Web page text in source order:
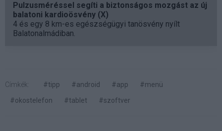
Pulzusméréssel segíti a biztonságos mozgást az új
balatoni kardioösvény (X)
4 és egy 8 km-es egészségügyi tanösvény nyílt
Balatonalmádiban.
Címkék: #tipp #android #app
#menü
#okostelefon
#tablet #szoftver